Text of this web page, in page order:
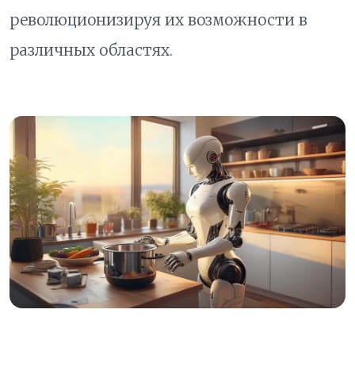
революционизируя их возможности в
различных областях.